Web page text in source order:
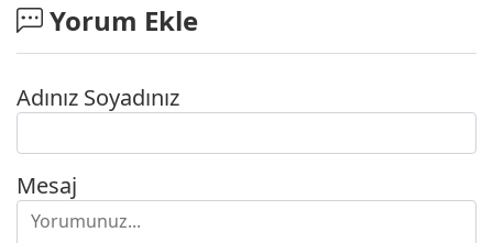
Yorum Ekle
Adınız Soyadınız
Mesaj